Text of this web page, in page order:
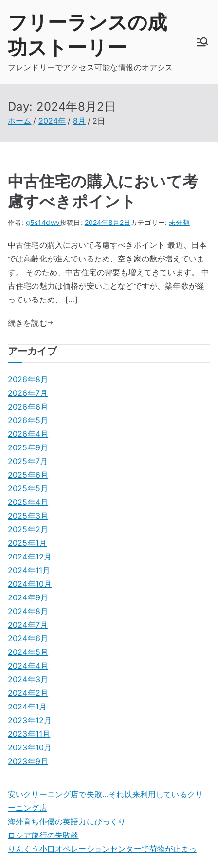
フリーランスの成
功ストーリー
フレンドリーでアクセス可能な情報のオアシス
Day: 2024年8月2日
ホーム 2024年 8月 2日
中古住宅の購入において考
慮すべきポイント
作者: g5s14dwv投稿日: 2024年8月2日カテゴリー:未分類
中古住宅の購入において考慮すべきポイント 最近、日本
では高齢化が進んでいるため、空き家の数が増えていま
す。 そのため、中古住宅の需要も増えてきています。 中
古住宅の魅力は価格が安いことなどですが、築年数が経
っているため、 […]
続きを読む
アーカイブ
2026年8月
2026年7月
2026年6月
2026年5月
2026年4月
2025年9月
2025年7月
2025年6月
2025年5月
2025年4月
2025年3月
2025年2月
2025年1月
2024年12月
2024年11月
2024年10月
2024年9月
2024年8月
2024年7月
2024年6月
2024年5月
2024年4月
2024年3月
2024年2月
2024年1月
2023年12月
2023年11月
2023年10月
2023年9月
安いクリーニング店で失敗…それ以来利用しているクリ
ーニング店
海外育ち俳優の英語力にびっくり
ロシア旅行の失敗談
りんくう小口オペレーションセンターで荷物が止まっ